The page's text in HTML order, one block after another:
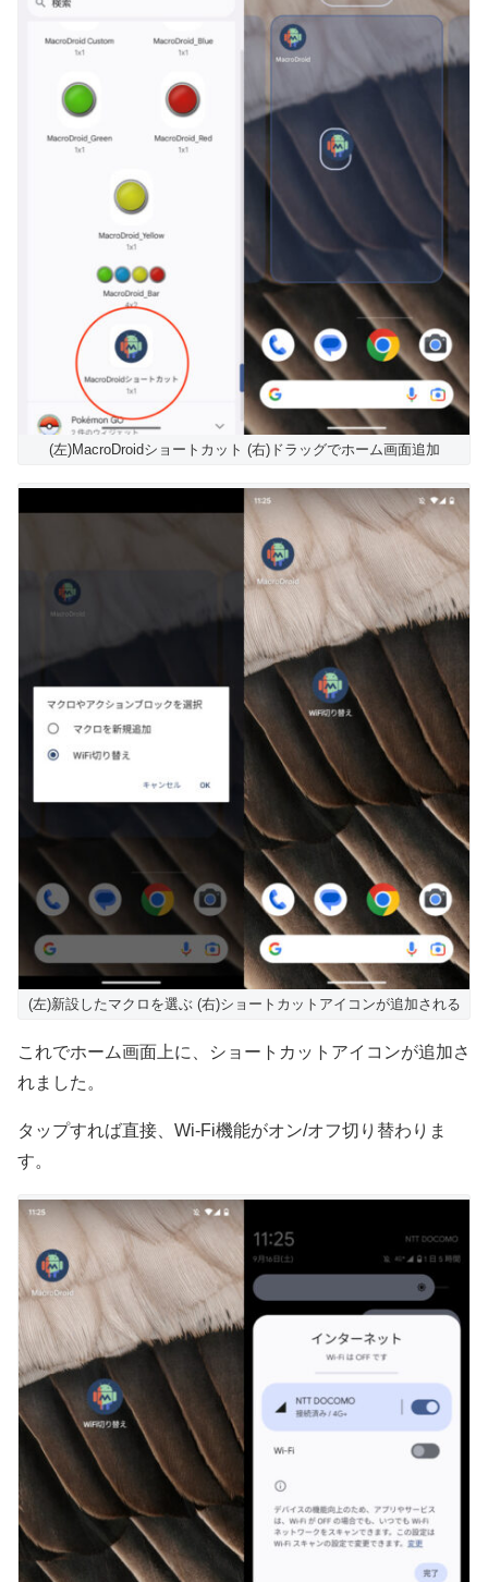
(左)MacroDroidショートカット (右)ドラッグでホーム画面追加
(左)新設したマクロを選ぶ (右)ショートカットアイコンが追加される
これでホーム画面上に、ショートカットアイコンが追加さ
れました。
タップすれば直接、Wi-Fi機能がオン/オフ切り替わりま
す。